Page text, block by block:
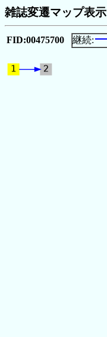
雑誌変遷マップ表示
FID:00475700 継続: